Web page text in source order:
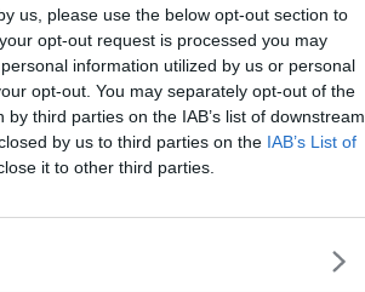
us, please use the below opt-out section to
opt-out request is processed you may
information utilized by us or personal
opt-out. You may separately opt-out of the
third parties on the IAB’s list of downstream
by us to third parties on the IAB’s List of
it to other third parties.